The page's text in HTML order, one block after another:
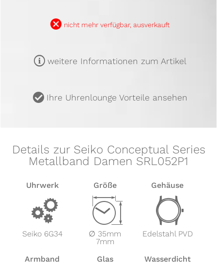
B nicht mehr verfügbar, ausverkauft
m weitere Informationen zum Artikel
u Ihre Uhrenlounge Vorteile ansehen
Details zur Seiko Conceptual Series
Metallband Damen SRL052P1
Uhrwerk
v
Seiko 6G34
Größe
Z
∅ 35mm
7mm
Gehäuse
w
Edelstahl PVD
Armband Glas Wasserdicht